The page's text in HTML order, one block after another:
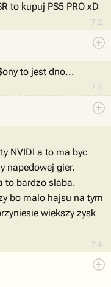
7.2
to kupuj PS5 PRO xD
7.3
to jest dno...
7.4
NVIDI a to ma byc
napedowej gier.
to bardzo slaba.
bo malo hajsu na tym
wiekszy zysk